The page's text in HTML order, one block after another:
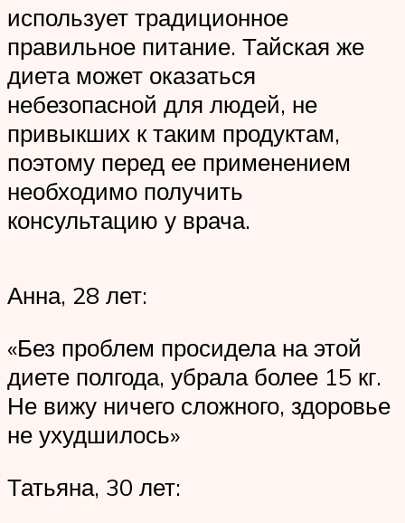
использует традиционное
правильное питание. Тайская же
диета может оказаться
небезопасной для людей, не
привыкших к таким продуктам,
поэтому перед ее применением
необходимо получить
консультацию у врача.
Анна, 28 лет:
«Без проблем просидела на этой
диете полгода, убрала более 15 кг.
Не вижу ничего сложного, здоровье
не ухудшилось»
Татьяна, 30 лет: